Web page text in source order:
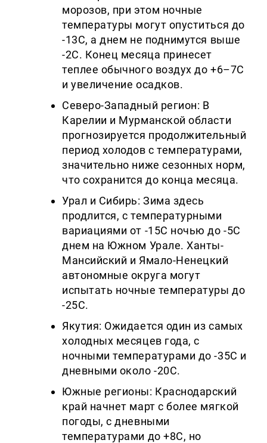
морозов, при этом ночные
температуры могут опуститься до
-13C, а днем не поднимутся выше
-2C. Конец месяца принесет
теплее обычного воздух до +6–7C
и увеличение осадков.
Северо-Западный регион: В
Карелии и Мурманской области
прогнозируется продолжительный
период холодов с температурами,
значительно ниже сезонных норм,
что сохранится до конца месяца.
Урал и Сибирь: Зима здесь
продлится, с температурными
вариациями от -15C ночью до -5C
днем на Южном Урале. Ханты-
Мансийский и Ямало-Ненецкий
автономные округа могут
испытать ночные температуры до
-25C.
Якутия: Ожидается один из самых
холодных месяцев года, с
ночными температурами до -35C и
дневными около -20C.
Южные регионы: Краснодарский
край начнет март с более мягкой
погоды, с дневными
температурами до +8C, но